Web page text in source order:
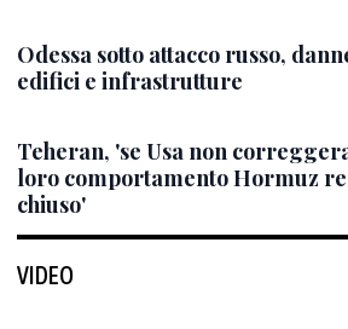
Odessa sotto attacco russo,
edifici e infrastrutture
Teheran, 'se Usa non
loro comportamento Hormuz
chiuso'
VIDEO